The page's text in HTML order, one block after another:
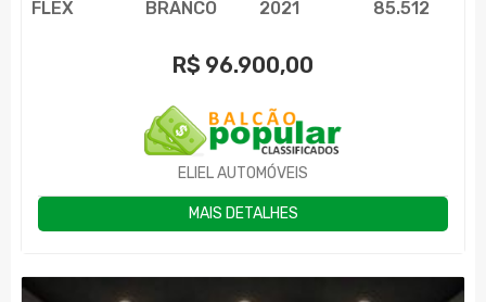
FLEX BRANCO 2021 85.512
R$ 96.900,00
ELIEL AUTOMÓVEIS
MAIS DETALHES